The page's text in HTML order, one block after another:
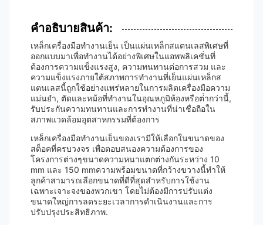
คําอธิบายสินค้า:
เหล็กเครื่องมือทํางานเย็น เป็นแผ่นเหล็กสแตนเลสพิเศษที่
ออกแบบมาเพื่อทํางานได้อย่างพิเศษในแอพพลิเคชั่นที่
ต้องการความแข็งแรงสูง, ความทนทานต่อการสวม และ
ความแข็งแรงภายใต้สภาพการทํางานที่เย็นแผ่นเหล็กส
แตนเลสนี้ถูกใช้อย่างแพร่หลายในการผลิตเครื่องมือความ
แม่นยํา, ตัดและหม้อที่ทํางานในอุณหภูมิห้องหรือต่ํากว่านี้,
รับประกันความทนทานและการทํางานที่น่าเชื่อถือใน
สภาพแวดล้อมอุตสาหกรรมที่ต้องการ
เหล็กเครื่องมือทํางานเย็นของเรามีให้เลือกในขนาดของ
สต็อคที่ครบวงจร เพื่อตอบสนองความต้องการของ
โครงการต่างๆขนาดความหนาแตกต่างกันระหว่าง 10
mm และ 150 mmความพร้อมขนาดที่กว้างขวางนี้ทําให้
ลูกค้าสามารถเลือกขนาดที่ดีที่สุดสําหรับการใช้งาน
เฉพาะเจาะจงของพวกเขา โดยไม่ต้องมีการปรับแต่ง
ขนาดใหญ่การลดระยะเวลาการดําเนินงานและการ
ปรับปรุงประสิทธิภาพ.